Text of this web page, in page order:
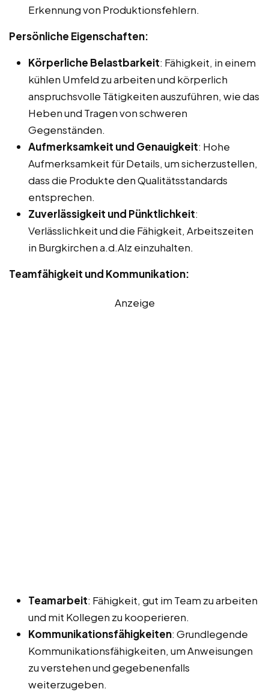
Erkennung von Produktionsfehlern.
Persönliche Eigenschaften:
Körperliche Belastbarkeit: Fähigkeit, in einem
kühlen Umfeld zu arbeiten und körperlich
anspruchsvolle Tätigkeiten auszuführen, wie das
Heben und Tragen von schweren
Gegenständen.
Aufmerksamkeit und Genauigkeit: Hohe
Aufmerksamkeit für Details, um sicherzustellen,
dass die Produkte den Qualitätsstandards
entsprechen.
Zuverlässigkeit und Pünktlichkeit:
Verlässlichkeit und die Fähigkeit, Arbeitszeiten
in Burgkirchen a.d.Alz einzuhalten.
Teamfähigkeit und Kommunikation:
Anzeige
Teamarbeit: Fähigkeit, gut im Team zu arbeiten
und mit Kollegen zu kooperieren.
Kommunikationsfähigkeiten: Grundlegende
Kommunikationsfähigkeiten, um Anweisungen
zu verstehen und gegebenenfalls
weiterzugeben.